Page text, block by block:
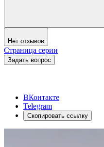
Нет отзывов
Страница серии
Задать вопрос
ВКонтакте
Telegram
Скопировать ссылку